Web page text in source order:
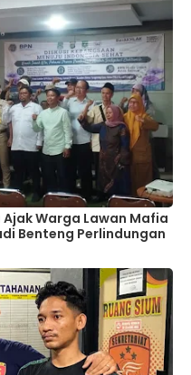
Warga Lawan Mafia
Benteng Perlindungan